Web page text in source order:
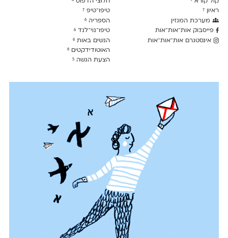
ראיון 7
מערכת המגזין
פייסבוק אות־אות־אות
אינסטגרם אות־אות־אות
טיפו־טיפ7
הספריה6
טיפו־נוי־לנד6
הנשים באות6
האוטודידקטים6
הצעת הגשה5